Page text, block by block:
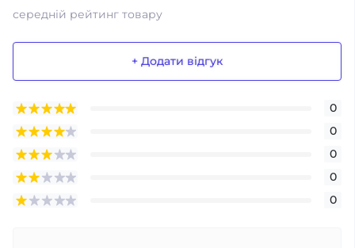
середній рейтинг товару
+ Додати відгук
0
0
0
0
0